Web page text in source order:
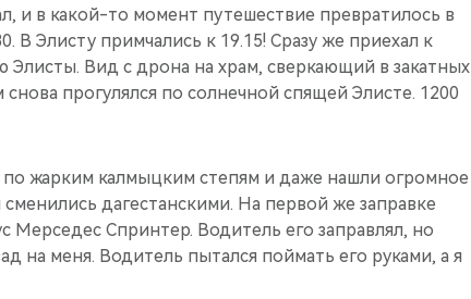
и в какой-то момент путешествие превратилось в
В Элисту примчались к 19.15! Сразу же приехал к
Элисты. Вид с дрона на храм, сверкающий в закатных
прогулялся по солнечной спящей Элисте. 1200
жарким калмыцким степям и даже нашли огромное
дагестанскими. На первой же заправке
Мерседес Спринтер. Водитель его заправлял, но
на меня. Водитель пытался поймать его руками, а я